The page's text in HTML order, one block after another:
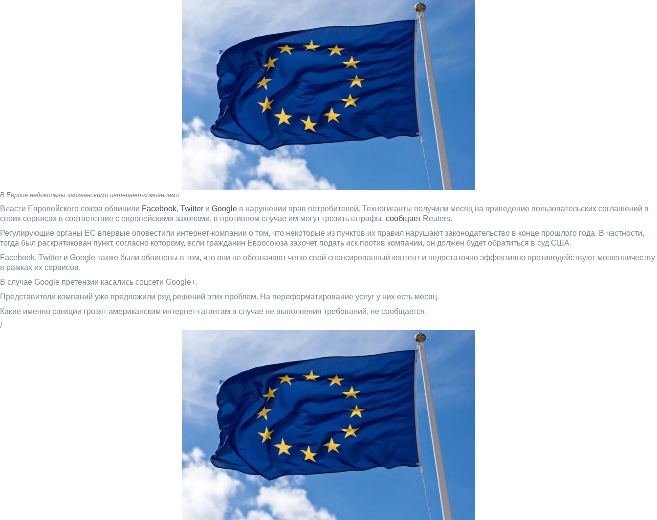
В Европе недовольны заокеанскими интернет-компаниями
Власти Европейского союза обвинили Facebook, Twitter и Google в нарушении прав потребителей. Техногиганты получили месяц на приведение пользовательских соглашений в
своих сервисах в соответствие с европейскими законами, в противном случае им могут грозить штрафы, сообщает Reuters.
Регулирующие органы ЕС впервые оповестили интернет-компании о том, что некоторые из пунктов их правил нарушают законодательство в конце прошлого года. В частности,
тогда был раскритикован пункт, согласно которому, если гражданин Евросоюза захочет подать иск против компании, он должен будет обратиться в суд США.
Facebook, Twitter и Google также были обвинены в том, что они не обозначают четко свой спонсированный контент и недостаточно эффективно противодействуют мошенничеству
в рамках их сервисов.
В случае Google претензии касались соцсети Google+.
Представители компаний уже предложили ряд решений этих проблем. На переформатирование услуг у них есть месяц.
Какие именно санкции грозят американским интернет-гагантам в случае не выполнения требований, не сообщается.
/